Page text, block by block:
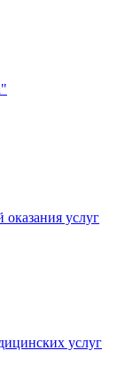
оказания услуг
услуг